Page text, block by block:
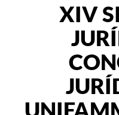
XIV